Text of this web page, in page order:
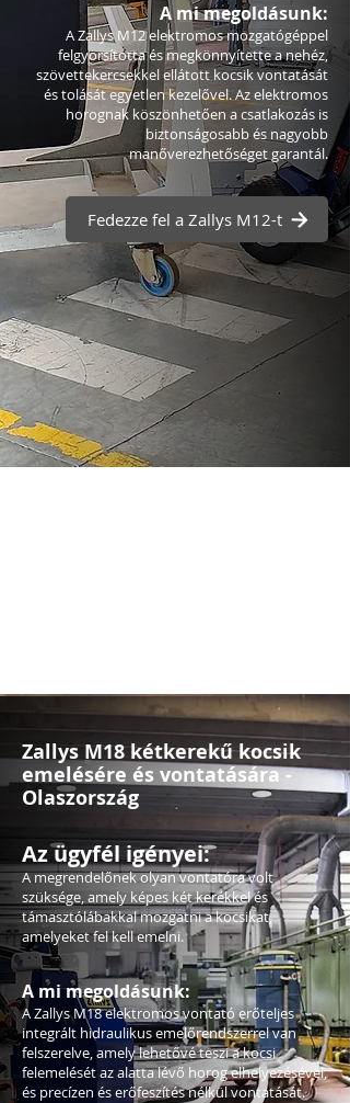
A mi megoldásunk:
A Zallys M12 elektromos mozgatógéppel
felgyorsította és megkönnyítette a nehéz,
szövettekercsekkel ellátott kocsik vontatását
és tolását egyetlen kezelővel. Az elektromos
horognak köszönhetően a csatlakozás is
biztonságosabb és nagyobb
manőverezhetőséget garantál.
Fedezze fel a Zallys M12-t
Zallys M18 kétkerekű kocsik
emelésére és vontatására -
Olaszország
Az ügyfél igényei:
A megrendelőnek olyan vontatóra volt
szüksége, amely képes két kerékkel és
támasztólábakkal mozgatni a kocsikat,
amelyeket fel kell emelni.
A mi megoldásunk:
A Zallys M18 elektromos vontató erőteljes
integrált hidraulikus emelőrendszerrel van
felszerelve, amely lehetővé teszi a kocsi
felemelését az alatta lévő horog elhelyezésével,
és precízen és erőfeszítés nélkül vontatását.